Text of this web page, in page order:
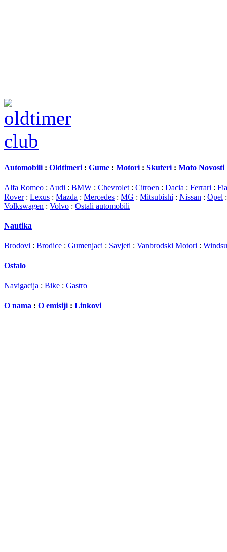
Automobili : Oldtimeri : Gume : Motori : Skuteri : Moto Novosti
Alfa Romeo : Audi : BMW : Chevrolet : Citroen : Dacia : Ferrari :
Rover: Lexus : Mazda : Mercedes : MG : Mitsubishi : Nissan : Opel
Volkswagen : Volvo : Ostali automobili
Nautika
Brodovi : Brodice : Gumenjaci : Savjeti : Vanbrodski Motori :
Ostalo
Navigacija : Bike : Gastro
O nama : O emisiji : Linkovi